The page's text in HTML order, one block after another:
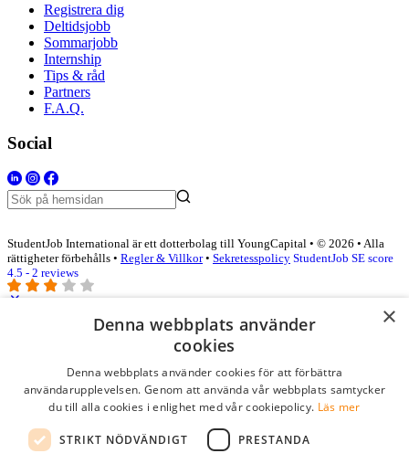
Registrera dig
Deltidsjobb
Sommarjobb
Internship
Tips & råd
Partners
F.A.Q.
Social
StudentJob International är ett dotterbolag till YoungCapital • © 2026 • Alla
rättigheter förbehålls • Regler & Villkor• Sekretesspolicy StudentJob SE score
4.5 - 2 reviews
Logga in som företag
Lösenord
kom ihåg mig
×
Denna webbplats använder
cookies
Denna webbplats använder cookies för att förbättra
användarupplevelsen. Genom att använda vår webbplats samtycker
du till alla cookies i enlighet med vår cookiepolicy. Läs mer
STRIKT NÖDVÄNDIGT PRESTANDA